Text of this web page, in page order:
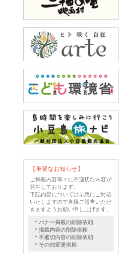
【重要なお知らせ】
ご掲載内容等々に不適切な内容が
発生しております。
下記内容については早急にご対応
いたしますので直接ご報告いただ
きますようお願い申し上げます。
＊バナー掲載の削除依頼
＊掲載内容の削除依頼
＊不適切内容の削除依頼
＊その他変更依頼